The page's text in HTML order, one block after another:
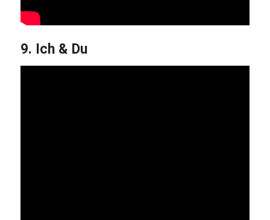
9. Ich & Du